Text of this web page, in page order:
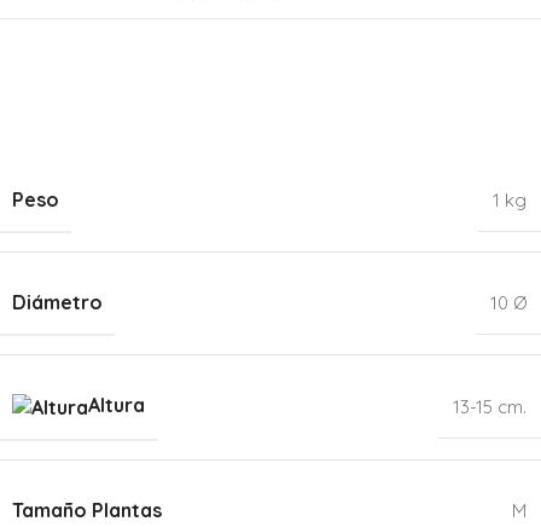
Peso 1 kg
Diámetro 10 Ø
Altura 13-15 cm.
Tamaño Plantas M